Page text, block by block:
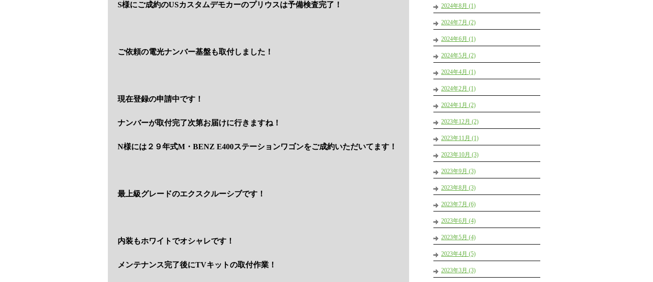
S様にご成約のUSカスタムデモカーのプリウスは予備検査完了！
ご依頼の電光ナンバー基盤も取付しました！
現在登録の申請中です！
ナンバーが取付完了次第お届けに行きますね！
N様には２９年式M・BENZ E400ステーションワゴンをご成約いただいてます！
最上級グレードのエクスクルーシブです！
内装もホワイトでオシャレです！
メンテナンス完了後にTVキットの取付作業！
2024年8月 (1)
2024年7月 (2)
2024年6月 (1)
2024年5月 (2)
2024年4月 (1)
2024年2月 (1)
2024年1月 (2)
2023年12月 (2)
2023年11月 (1)
2023年10月 (3)
2023年9月 (3)
2023年8月 (3)
2023年7月 (6)
2023年6月 (4)
2023年5月 (4)
2023年4月 (5)
2023年3月 (3)